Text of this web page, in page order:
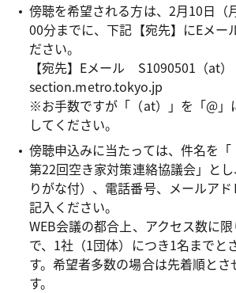
傍聴を希望される方は、2月10日（
00分までに、下記【宛先】にEメー
ださい。
【宛先】Eメール S1090501（at）
section.metro.tokyo.jp
※お手数ですが「（at）」を「@」
してください。
傍聴申込みに当たっては、件名を「
第22回空き家対策連絡協議会」と
りがな付）、電話番号、メールア
記入ください。
WEB会議の都合上、アクセス数に
で、1社（1団体）につき1名までと
す。希望者多数の場合は先着順とさ
す。